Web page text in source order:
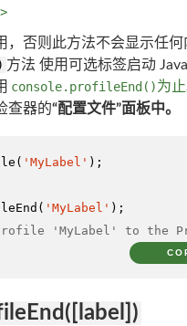
，否则此方法不会显示任何
方法 使用可选标签启动
console.profileEnd()为止
查器的“配置文件”面板中。
( 'MyLabel'
( 'MyLabel'
'MyLabel' to the